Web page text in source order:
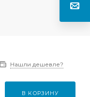
Нашли дешевле?
В КОРЗИНУ